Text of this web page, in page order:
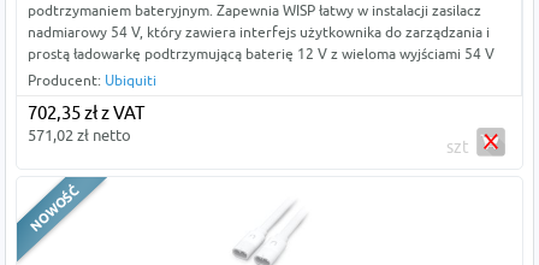
podtrzymaniem bateryjnym. Zapewnia WISP łatwy w instalacji zasilacz
nadmiarowy 54 V, który zawiera interfejs użytkownika do zarządzania i
prostą ładowarkę podtrzymującą baterię 12 V z wieloma wyjściami 54 V
Producent: Ubiquiti
702,35 zł z VAT
571,02 zł netto
szt